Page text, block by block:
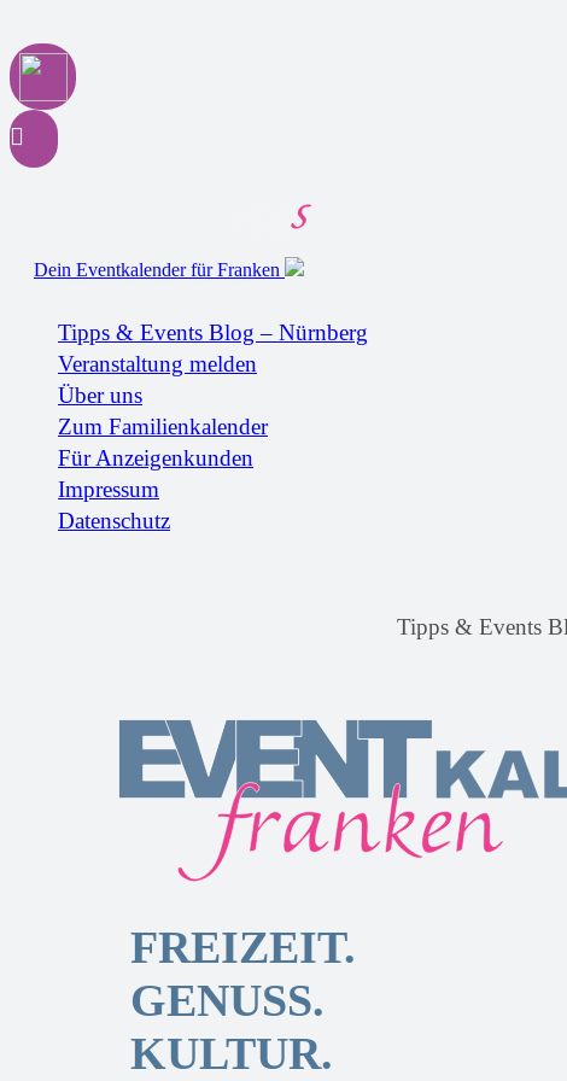
Dein Eventkalender für Franken
Tipps & Events Blog – Nürnberg
Veranstaltung melden
Über uns
Zum Familienkalender
Für Anzeigenkunden
Impressum
Datenschutz
Tipps & Events
FREIZEIT.
GENUSS.
KULTUR.